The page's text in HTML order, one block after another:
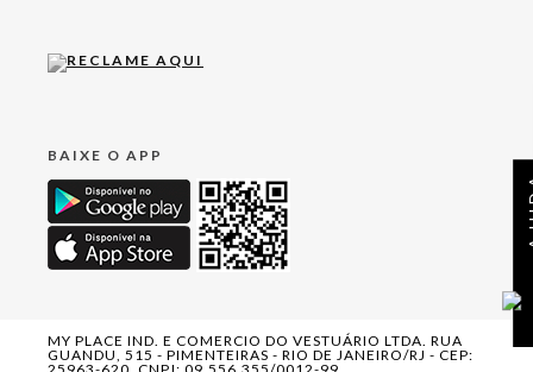
BAIXE O APP
MY PLACE IND. E COMERCIO DO VESTUÁRIO LTDA. RUA
GUANDU, 515 - PIMENTEIRAS - RIO DE JANEIRO/RJ - CEP: